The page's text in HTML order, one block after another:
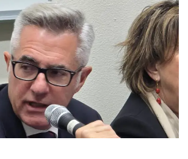
denuncia “Inadeguata gestione delle risorse